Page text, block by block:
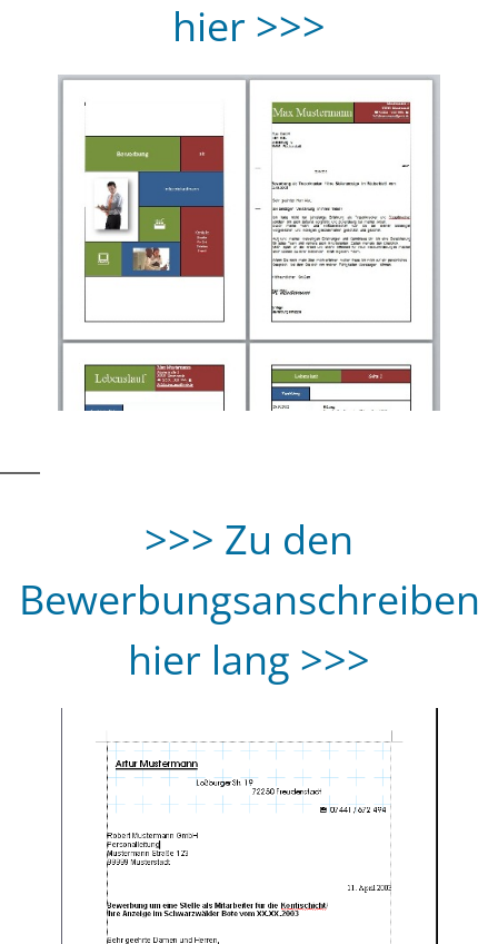
hier >>>
>>> Zu den
Bewerbungsanschreiben
hier lang >>>